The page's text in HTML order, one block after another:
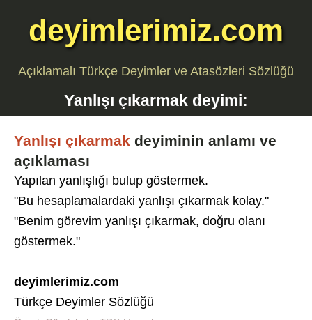
deyimlerimiz.com
Açıklamalı Türkçe Deyimler ve Atasözleri Sözlüğü
Yanlışı çıkarmak deyimi:
Yanlışı çıkarmak deyiminin anlamı ve
açıklaması
Yapılan yanlışlığı bulup göstermek.
"Bu hesaplamalardaki yanlışı çıkarmak kolay."
"Benim görevim yanlışı çıkarmak, doğru olanı
göstermek."
deyimlerimiz.com
Türkçe Deyimler Sözlüğü